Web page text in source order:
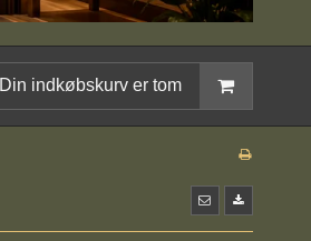
Din indkøbskurv er tom